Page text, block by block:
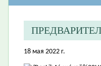
18 мая 2022 г.